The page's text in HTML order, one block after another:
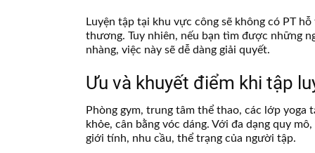
Luyện tập tại khu vực công sẽ không có PT
thương. Tuy nhiên, nếu bạn tìm được những
nhàng, việc này sẽ dễ dàng giải quyết.
Ưu và khuyết điểm khi tập
Phòng gym, trung tâm thể thao, các lớp
khỏe, cân bằng vóc dáng. Với đa dạng quy
giới tính, nhu cầu, thể trạng của người tập.